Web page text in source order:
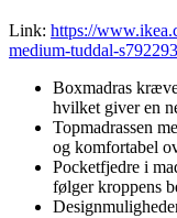
Link: https://
medium-tuddal-
Boxmadras
hvilket giver en
Topmadrassen
og komfortabel
Pocketfjedre i
følger kroppens